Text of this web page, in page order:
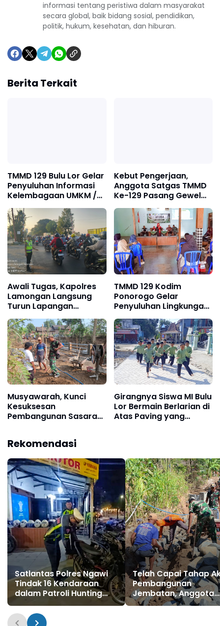
informasi tentang peristiwa dalam masyarakat
secara global, baik bidang sosial, pendidikan,
politik, hukum, kesehatan, dan hiburan.
Berita Terkait
TMMD 129 Bulu Lor Gelar
Penyuluhan Informasi
Kelembagaan UMKM /
Fasilitas NIB SERGAPP
Kebut Pengerjaan,
Anggota Satgas TMMD
Ke-129 Pasang Gewel
Penopang Atap Rumah
Sasaran Rehab RTLH
Awali Tugas, Kapolres
Lamongan Langsung
Turun Lapangan
Maksimalkan Pelayanan
Pagi kepada
Masyarakat
TMMD 129 Kodim
Ponorogo Gelar
Penyuluhan Lingkungan
Hidup
Musyawarah, Kunci
Kesuksesan
Pembangunan Sasaran
Girangnya Siswa MI Bulu
Lor Bermain Berlarian di
Atas Paving yang
Rekomendasi
Satlantas Polres Ngawi
Tindak 16 Kendaraan
dalam Patroli Hunting
System
Telah Capai Tahap
Pembangunan
Jembatan, Anggota
Satgas TMMD Ke-129